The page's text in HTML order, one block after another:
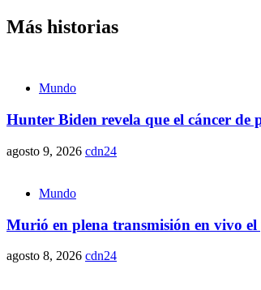
Más historias
Mundo
Hunter Biden revela que el cáncer de
agosto 9, 2026 cdn24
Mundo
Murió en plena transmisión en vivo
agosto 8, 2026 cdn24